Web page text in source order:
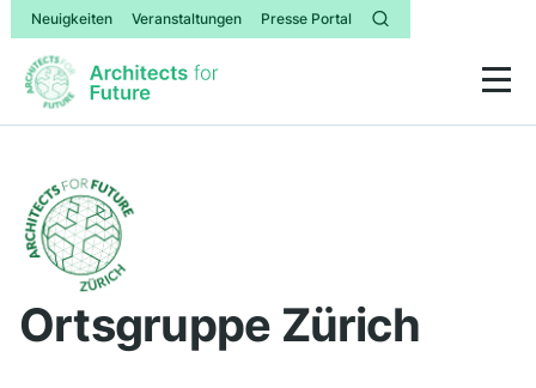
Neuigkeiten Veranstaltungen Presse Portal
Ortsgruppe Zürich